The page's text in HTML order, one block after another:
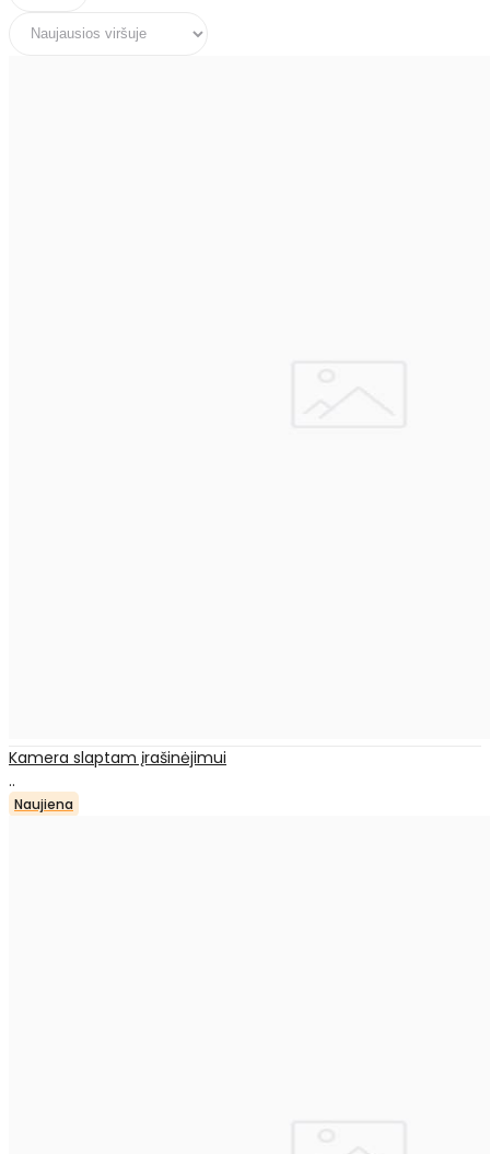
Kamera slaptam įrašinėjimui
..
Naujiena